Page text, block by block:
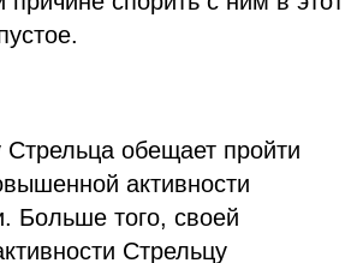
Стрельца обещает пройти
активности
Больше того, своей
Стрельцу